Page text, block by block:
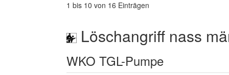
1 bis 10 von 16 Einträgen
Löschangriff nass
WKO TGL-Pumpe